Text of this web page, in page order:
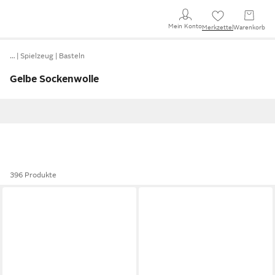
Mein KontoMerkzettel Warenkorb
… Spielzeug Basteln
Gelbe Sockenwolle
396 Produkte